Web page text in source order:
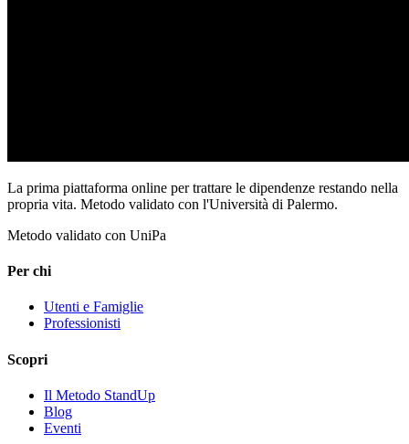
La prima piattaforma online per trattare le dipendenze restando nella
propria vita. Metodo validato con l'Università di Palermo.
Metodo validato con UniPa
Per chi
Utenti e Famiglie
Professionisti
Scopri
Il Metodo StandUp
Blog
Eventi